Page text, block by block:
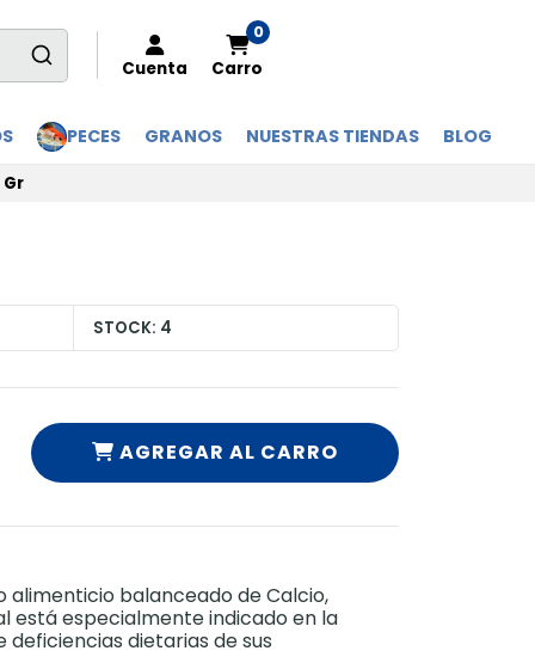
Cuenta
0
Carro
PECES GRANOS NUESTRAS TIENDAS BLOG
STOCK: 4
AGREGAR AL CARRO
alimenticio balanceado de Calcio,
está especialmente indicado en la
dietarias de sus